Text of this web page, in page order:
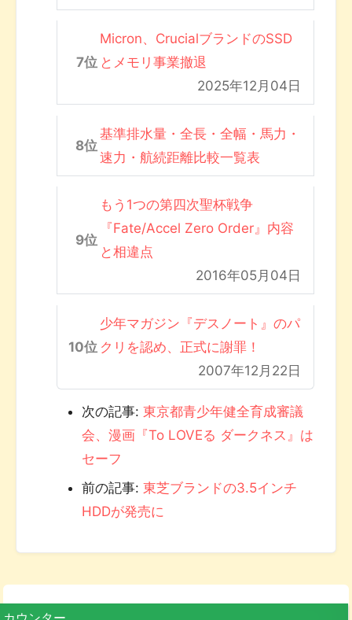
Micron、CrucialブランドのSSD
とメモリ事業撤退
2025年12月04日
基準排水量・全長・全幅・馬力・
速力・航続距離比較一覧表
もう1つの第四次聖杯戦争
『Fate/Accel Zero Order』内容
と相違点
2016年05月04日
少年マガジン『デスノート』のパ
クリを認め、正式に謝罪！
2007年12月22日
次の記事: 東京都青少年健全育成審議
会、漫画『To LOVEる ダークネス』は
セーフ
前の記事: 東芝ブランドの3.5インチ
HDDが発売に